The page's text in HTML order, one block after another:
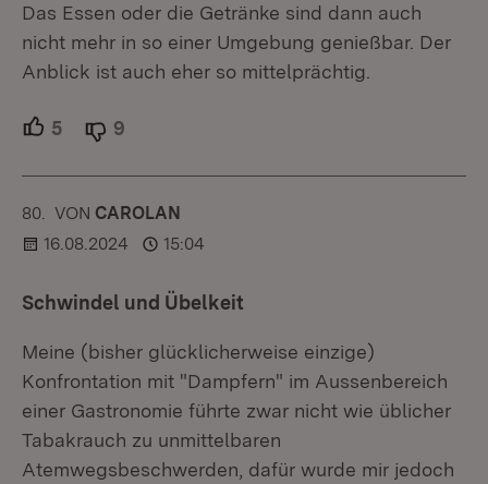
Das Essen oder die Getränke sind dann auch
nicht mehr in so einer Umgebung genießbar. Der
Anblick ist auch eher so mittelprächtig.
5 Unterstützer.
9
80. KOMMENTAR
VON :CAROLAN
16.08.2024
15:04
Schwindel und Übelkeit
Meine (bisher glücklicherweise einzige)
Konfrontation mit "Dampfern" im Aussenbereich
einer Gastronomie führte zwar nicht wie üblicher
Tabakrauch zu unmittelbaren
Atemwegsbeschwerden, dafür wurde mir jedoch